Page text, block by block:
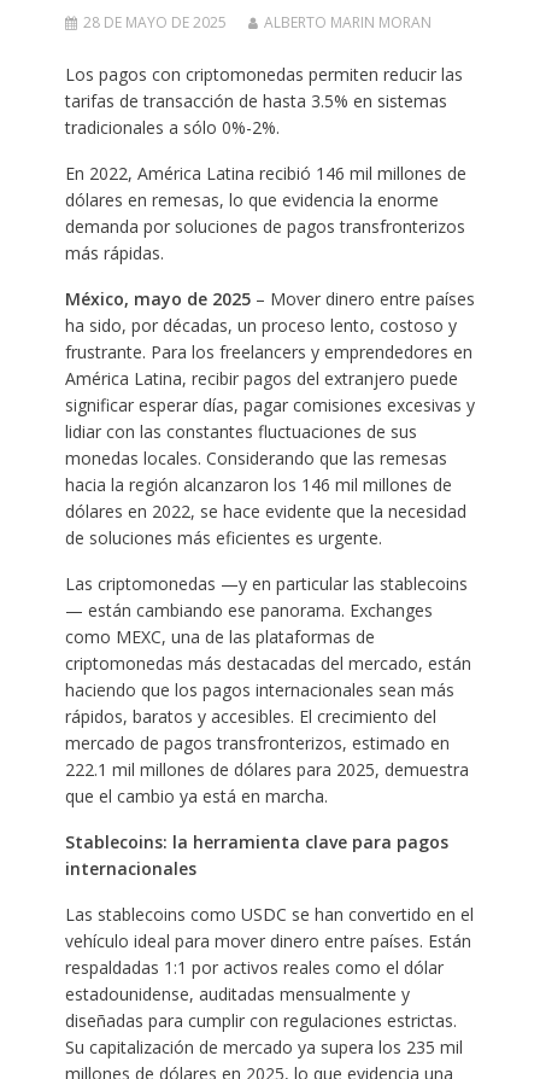
28 DE MAYO DE 2025 ALBERTO MARIN MORAN
Los pagos con criptomonedas permiten reducir las
tarifas de transacción de hasta 3.5% en sistemas
tradicionales a sólo 0%-2%.
En 2022, América Latina recibió 146 mil millones de
dólares en remesas, lo que evidencia la enorme
demanda por soluciones de pagos transfronterizos
más rápidas.
México, mayo de 2025– Mover dinero entre países
ha sido, por décadas, un proceso lento, costoso y
frustrante. Para los freelancers y emprendedores en
América Latina, recibir pagos del extranjero puede
significar esperar días, pagar comisiones excesivas y
lidiar con las constantes fluctuaciones de sus
monedas locales. Considerando que las remesas
hacia la región alcanzaron los 146 mil millones de
dólares en 2022, se hace evidente que la necesidad
de soluciones más eficientes es urgente.
Las criptomonedas —y en particular las stablecoins
— están cambiando ese panorama. Exchanges
como MEXC, una de las plataformas de
criptomonedas más destacadas del mercado, están
haciendo que los pagos internacionales sean más
rápidos, baratos y accesibles. El crecimiento del
mercado de pagos transfronterizos, estimado en
222.1 mil millones de dólares para 2025, demuestra
que el cambio ya está en marcha.
Stablecoins: la herramienta clave para pagos
internacionales
Las stablecoins como USDC se han convertido en el
vehículo ideal para mover dinero entre países. Están
respaldadas 1:1 por activos reales como el dólar
estadounidense, auditadas mensualmente y
diseñadas para cumplir con regulaciones estrictas.
Su capitalización de mercado ya supera los 235 mil
millones de dólares en 2025, lo que evidencia una